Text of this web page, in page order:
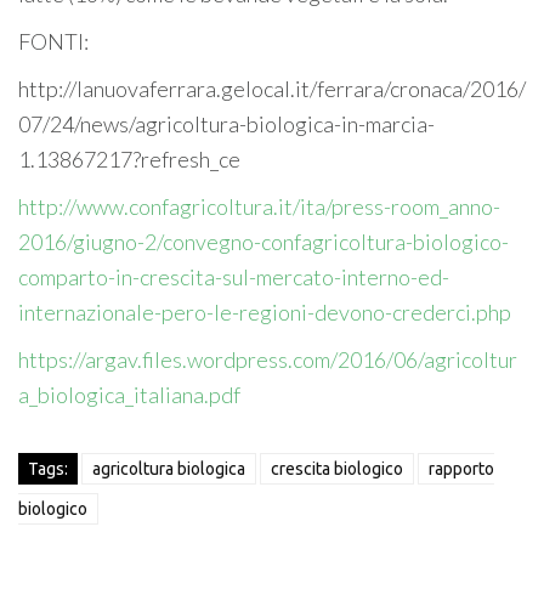
FONTI:
http://lanuovaferrara.gelocal.it/ferrara/cronaca/2016/
07/24/news/agricoltura-biologica-in-marcia-
1.13867217?refresh_ce
http://www.confagricoltura.it/ita/press-room_anno-
2016/giugno-2/convegno-confagricoltura-biologico-
comparto-in-crescita-sul-mercato-interno-ed-
internazionale-pero-le-regioni-devono-crederci.php
https://argav.files.wordpress.com/2016/06/agricoltur
a_biologica_italiana.pdf
Tags: agricoltura biologica crescita biologico rapporto
biologico